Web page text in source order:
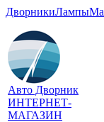
ДворникиЛампы
Авто Дворник
ИНТЕРНЕТ-
МАГАЗИН